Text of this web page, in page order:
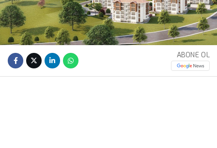
ABONE OL